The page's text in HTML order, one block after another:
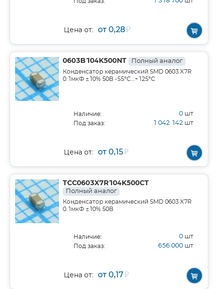
Цена от: от 0,28₽
0603B104K500NT Полный аналог
Конденсатор керамический SMD 0603 X7R
0.1мкФ ±10% 50В -55°С…+125°С
Наличие: 0 шт
Под заказ: 1 042 142 шт
Цена от: от 0,15₽
TCC0603X7R104K500CT
Полный аналог
Конденсатор керамический SMD 0603 X7R
0.1мкФ ±10% 50В
Наличие: 0 шт
Под заказ: 656 000 шт
Цена от: от 0,17₽